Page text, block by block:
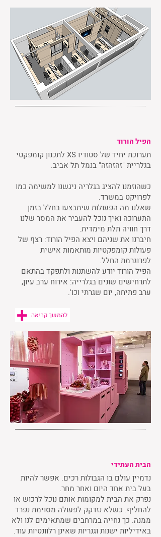
הפיל הורוד
תערוכת יחיד של סטודיו XS לתכנון קומפקטי
בגלריית "זהזהזה" בנמל תל אביב.
כשהוזמנו להציג בגלריה ניגשנו למשימה כמו
לפרויקט במשרד.
שאלנו מה הפעולות שיתבצעו בחלל בזמן
התערוכה ואיך נוכל להעביר את המסר שלנו
דרך חוויה תלת מימדית.
חיברנו את שניהם ויצא הפיל הורוד: רצף של
פעולות קומפקטיות מותאמות אישית
לפרוגרמת החלל.
הפיל הורוד יודע להשתנות ולתפקד בהתאם
לתרחישים שונים בגלרייה: אירוח ערב עיון,
ערב פתיחה, יום שגרתי וכו'.
להמשך קריאה
הבית העתידי
נדמיין עולם בו הגבולות רכים. אפשר להיות
בעל בית אחד היום ואחר מחר.
נפרק את הבית למקומות אותם נוכל לרכוש או
להחליף. כשלא נזדקק לפעולה מסוימת נפרד
ממנה. כך נחייה במרחבים שמתאימים לנו ולא
באידיליות ישנות וגנריות שאינן רלוונטיות עוד.